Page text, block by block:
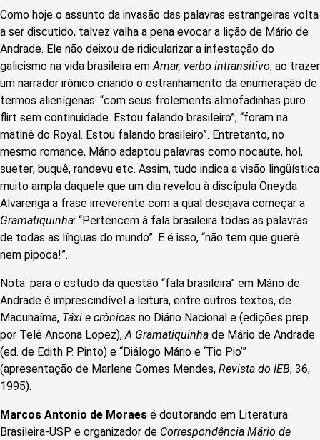
Como hoje o assunto da invasão das palavras estrangeiras volta
a ser discutido, talvez valha a pena evocar a lição de Mário de
Andrade. Ele não deixou de ridicularizar a infestação do
galicismo na vida brasileira emAmar, verbo intransitivo, ao trazer
um narrador irônico criando o estranhamento da enumeração de
termos alienígenas: “com seus frolements almofadinhas puro
flirt sem continuidade. Estou falando brasileiro”; “foram na
matinê do Royal. Estou falando brasileiro”. Entretanto, no
mesmo romance, Mário adaptou palavras como nocaute, hol,
sueter; buquê, randevu etc. Assim, tudo indica a visão lingüística
muito ampla daquele que um dia revelou à discípula Oneyda
Alvarenga a frase irreverente com a qual desejava começar a
Gramatiquinha: “Pertencem à fala brasileira todas as palavras
de todas as línguas do mundo”. E é isso, “não tem que guerê
nem pipoca!”.
Nota: para o estudo da questão “fala brasileira” em Mário de
Andrade é imprescindível a leitura, entre outros textos, de
Macunaíma, Táxi e crônicas no Diário Nacional e (edições prep.
por Telê Ancona Lopez),A Gramatiquinha de Mário de Andrade
(ed. de Edith P. Pinto) e “Diálogo Mário e ‘Tio Pio’”
(apresentação de Marlene Gomes Mendes, Revista do IEB, 36,
1995).
Marcos Antonio de Moraes é doutorando em Literatura
Brasileira-USP e organizador de Correspondência Mário de